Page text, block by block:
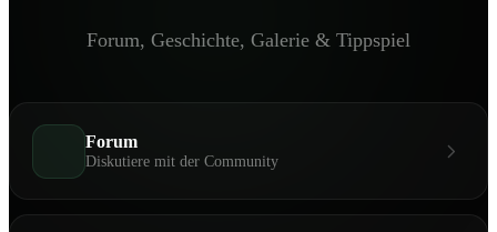
Forum, Geschichte, Galerie & Tippspiel
Forum
Diskutiere mit der Community